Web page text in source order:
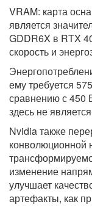
VRAM: карта
является
GDDR6X в RTX
скорость и
ему требуется
сравнению с 450
здесь не
Nvidia также
конволюционной
изменение
улучшает
артефакты, как